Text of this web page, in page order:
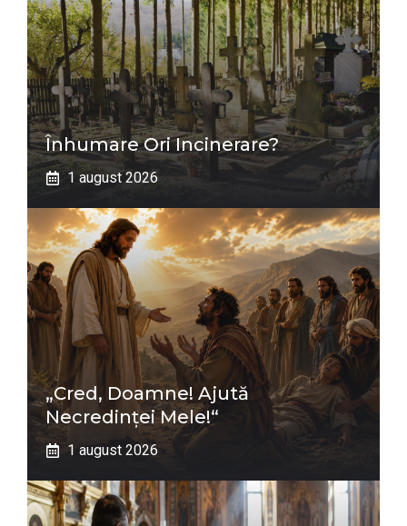
Înhumare Ori Incinerare?
1 august 2026
„Cred, Doamne! Ajută
Necredinţei Mele!“
1 august 2026